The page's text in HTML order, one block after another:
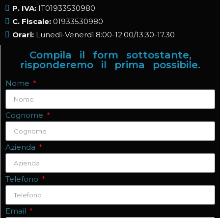
P. IVA: IT01933530980
C. Fiscale: 01933530980
Orari: Lunedì-Venerdì 8:00-12:00/13:30-17.30
Compila il form sottostante,
risponderemo il prima possibile.
Nome
Cognome
Azienda
Telefono
Email